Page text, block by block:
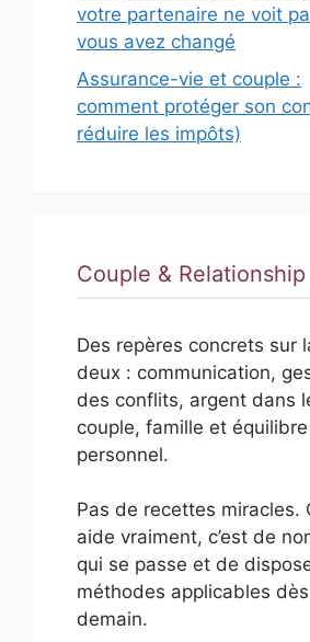
votre partenaire ne voit
vous avez changé
Assurance-vie et couple :
comment protéger son
réduire les impôts)
Couple & Relationship
Des repères concrets sur
deux : communication,
des conflits, argent dans
couple, famille et équilibre
personnel.
Pas de recettes miracles.
aide vraiment, c’est de
qui se passe et de
méthodes applicables dès
demain.